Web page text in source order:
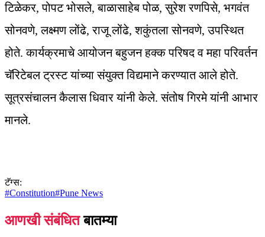
टिळेकर, पोपट भोसले, बाळासाहेब पोळ, सुरेश रणपिसे, भगवंत
सोनवणे, लक्ष्मण लोंढे, राजू लोंढे, शकुंतला सोनवणे, उपस्थित
होते. कार्यक्रमाचे आयोजन बहुजन हक्क परिषद व महा परिवर्तन
चॅरिटेबल ट्रस्ट यांच्या संयुक्त विद्यमाने करण्यात आले होते.
सूत्रसंचालन कैलास धिवार यांनी केले. संतोष गिरमे यांनी आभार
मानले.
टॅग्स:
#Constitution#Pune News
आणखी संबंधित बातम्या